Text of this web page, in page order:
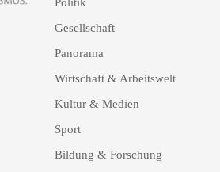
Gesellschaft
Panorama
Wirtschaft & Arbeitswelt
Kultur & Medien
Sport
Bildung & Forschung